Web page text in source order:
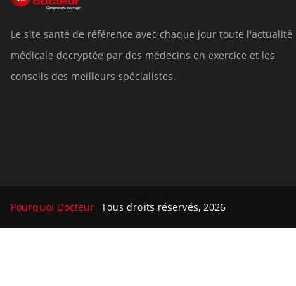
Le site santé de référence avec chaque jour toute l'actualité
médicale decryptée par des médecins en exercice et les
conseils des meilleurs spécialistes.
Pourquoi Docteur Tous droits réservés, 2026